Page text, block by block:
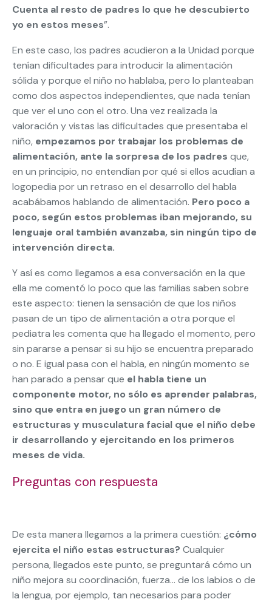
Cuenta al resto de padres lo que he descubierto
yo en estos meses”.
En este caso, los padres acudieron a la Unidad porque
tenían dificultades para introducir la alimentación
sólida y porque el niño no hablaba, pero lo planteaban
como dos aspectos independientes, que nada tenían
que ver el uno con el otro. Una vez realizada la
valoración y vistas las dificultades que presentaba el
niño, empezamos por trabajar los problemas de
alimentación, ante la sorpresa de los padres que,
en un principio, no entendían por qué si ellos acudían a
logopedia por un retraso en el desarrollo del habla
acabábamos hablando de alimentación. Pero poco a
poco, según estos problemas iban mejorando, su
lenguaje oral también avanzaba, sin ningún tipo de
intervención directa.
Y así es como llegamos a esa conversación en la que
ella me comentó lo poco que las familias saben sobre
este aspecto: tienen la sensación de que los niños
pasan de un tipo de alimentación a otra porque el
pediatra les comenta que ha llegado el momento, pero
sin pararse a pensar si su hijo se encuentra preparado
o no. E igual pasa con el habla, en ningún momento se
han parado a pensar que el habla tiene un
componente motor, no sólo es aprender palabras,
sino que entra en juego un gran número de
estructuras y musculatura facial que el niño debe
ir desarrollando y ejercitando en los primeros
meses de vida.
Preguntas con respuesta
De esta manera llegamos a la primera cuestión: ¿cómo
ejercita el niño estas estructuras? Cualquier
persona, llegados este punto, se preguntará cómo un
niño mejora su coordinación, fuerza… de los labios o de
la lengua, por ejemplo, tan necesarios para poder